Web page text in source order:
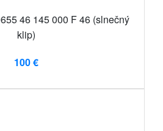
46 145 000 F 46 (slnečný
klip)
100 €